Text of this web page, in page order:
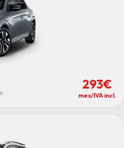
293€
mes/IVA incl.